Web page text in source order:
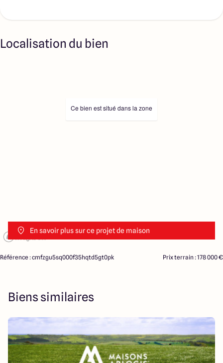
Localisation du bien
En savoir plus sur ce projet de maison
Ce bien est situé dans la zone
Référence : cmfzgu5sq000f35hqtd5gt0pk Prix terrain : 178 000 €
Biens similaires